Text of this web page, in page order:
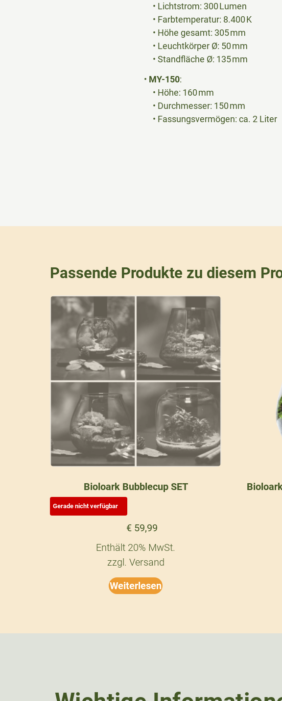
• Lichtstrom: 300 Lumen
• Farbtemperatur: 8.400 K
• Höhe gesamt: 305 mm
• Leuchtkörper Ø: 50 mm
• Standfläche Ø: 135 mm
• MY-150:
• Höhe: 160 mm
• Durchmesser: 150 mm
• Fassungsvermögen: ca. 2 Liter
Passende Produkte zu diesem
Bioloark Bubblecup SET
€59,99
Enthält 20% MwSt.
zzgl. Versand
Weiterlesen